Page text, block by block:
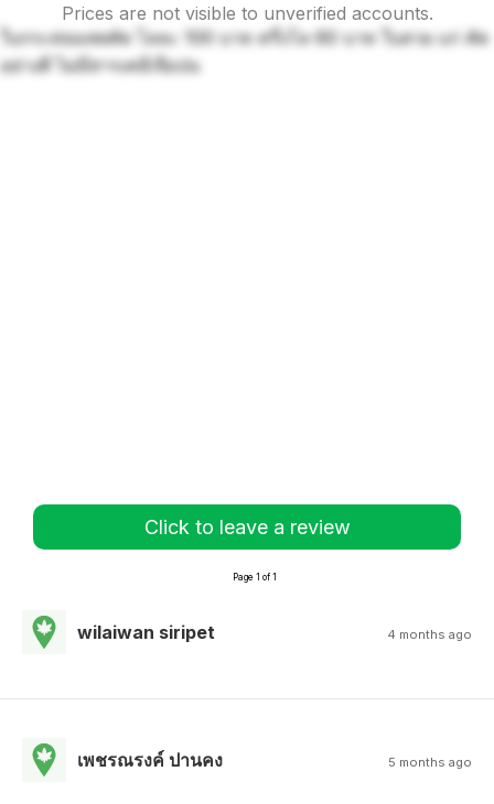
Prices are not visible to unverified accounts.
ใบกระท่อมสดคัด โลละ 100 บาท ครึ่งโล 60 บาท ใบสวย แก่ คัด
อย่างดี ไม่มีสารเคมีเจือปน
Click to leave a review
Page 1 of 1
wilaiwan siripet 4 months ago
เพชรณรงค์ ปานคง 5 months ago